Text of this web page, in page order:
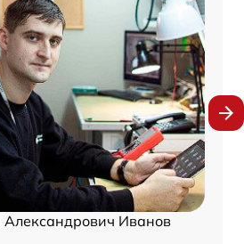
Александрович Иванов